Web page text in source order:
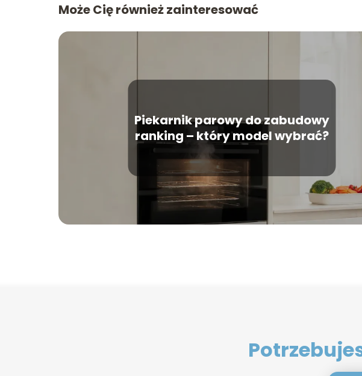
Może Cię również zainteresować
Piekarnik parowy do zabudowy
ranking – który model wybrać?